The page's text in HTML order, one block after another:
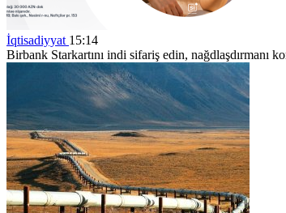
İqtisadiyyat 15:14
Birbank Starkartını indi sifariş edin, nağdlaşdırmanı